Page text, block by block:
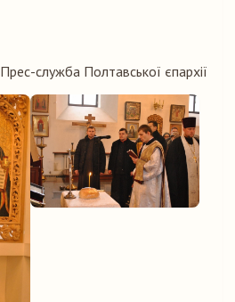
Прес-служба Полтавської єпархії